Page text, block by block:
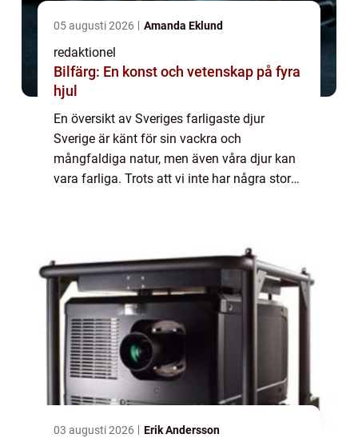
05 augusti 2026 Amanda Eklund
redaktionel
Bilfärg: En konst och vetenskap på fyra
hjul
En översikt av Sveriges farligaste djur
Sverige är känt för sin vackra och
mångfaldiga natur, men även våra djur kan
vara farliga. Trots att vi inte har några stora
03 augusti 2026 Erik Andersson